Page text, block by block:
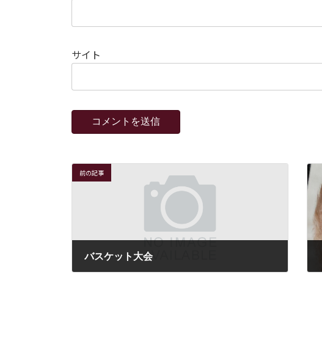
サイト
前の記事
バスケット大会